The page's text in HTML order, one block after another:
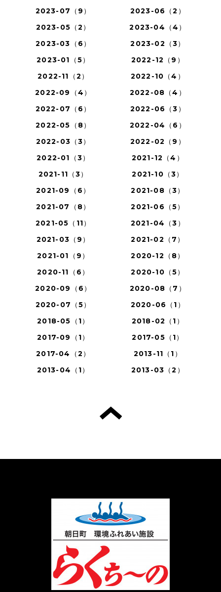
2023-07（9）
2023-06（2）
2023-05（2）
2023-04（4）
2023-03（6）
2023-02（3）
2023-01（5）
2022-12（9）
2022-11（2）
2022-10（4）
2022-09（4）
2022-08（4）
2022-07（6）
2022-06（3）
2022-05（8）
2022-04（6）
2022-03（3）
2022-02（9）
2022-01（3）
2021-12（4）
2021-11（3）
2021-10（3）
2021-09（6）
2021-08（3）
2021-07（8）
2021-06（5）
2021-05（11）
2021-04（3）
2021-03（9）
2021-02（7）
2021-01（9）
2020-12（8）
2020-11（6）
2020-10（5）
2020-09（6）
2020-08（7）
2020-07（5）
2020-06（1）
2018-05（1）
2018-02（1）
2017-09（1）
2017-05（1）
2017-04（2）
2013-11（1）
2013-04（1）
2013-03（2）